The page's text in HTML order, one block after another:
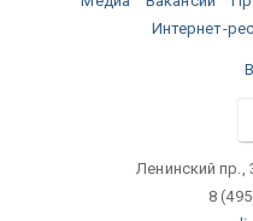
Интернет-
Ленинский пр.,
8